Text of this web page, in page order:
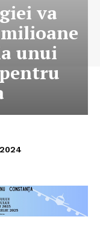
va
unui